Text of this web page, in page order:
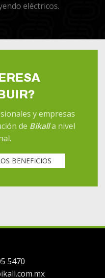
eléctricos.
y empresas
de Bikalla nivel
BENEFICIOS
5470